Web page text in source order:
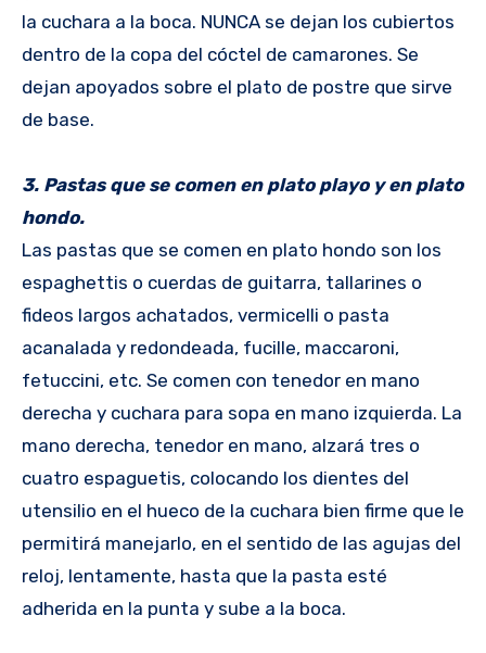
la cuchara a la boca. NUNCA se dejan los cubiertos
dentro de la copa del cóctel de camarones. Se
dejan apoyados sobre el plato de postre que sirve
de base.
3. Pastas que se comen en plato playo y en plato
hondo.
Las pastas que se comen en plato hondo son los
espaghettis o cuerdas de guitarra, tallarines o
fideos largos achatados, vermicelli o pasta
acanalada y redondeada, fucille, maccaroni,
fetuccini, etc. Se comen con tenedor en mano
derecha y cuchara para sopa en mano izquierda. La
mano derecha, tenedor en mano, alzará tres o
cuatro espaguetis, colocando los dientes del
utensilio en el hueco de la cuchara bien firme que le
permitirá manejarlo, en el sentido de las agujas del
reloj, lentamente, hasta que la pasta esté
adherida en la punta y sube a la boca.